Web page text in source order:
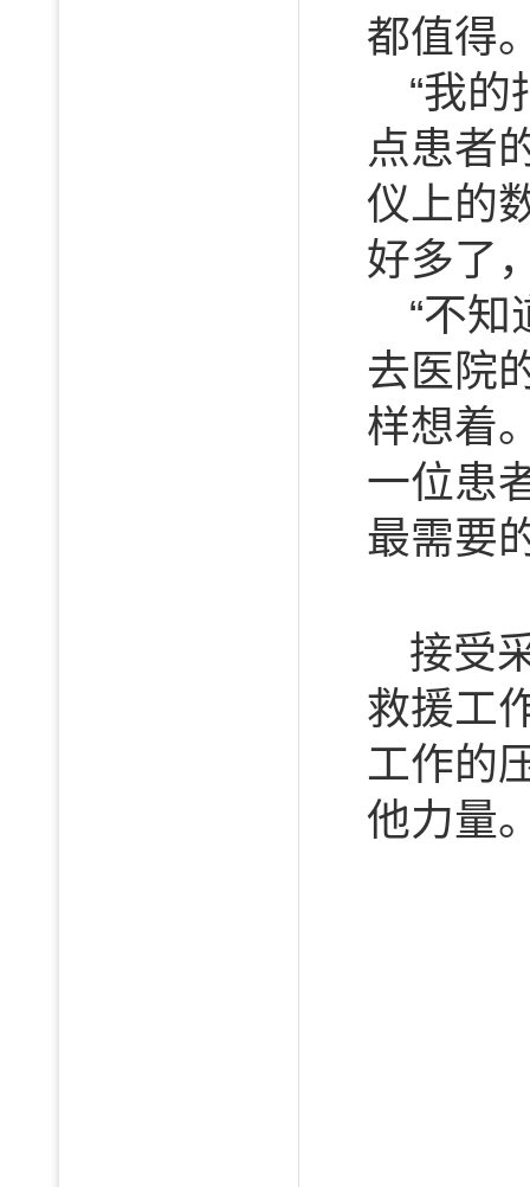
都值得
“我
点患者
仪上的
好多了
“不
去医院
样想着
一位患
最需要
接受
救援工
工作的
他力量